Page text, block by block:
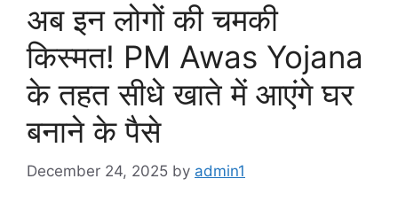
अब इन लोगों की चमकी
किस्मत! PM Awas Yojana
के तहत सीधे खाते में आएंगे घर
बनाने के पैसे
December 24, 2025 by admin1